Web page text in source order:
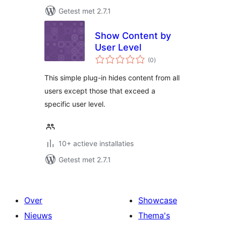
Getest met 2.7.1
Show Content by
User Level
(0totaal
waarderingen
)
This simple plug-in hides content from all
users except those that exceed a
specific user level.
10+ actieve installaties
Getest met 2.7.1
Over
Nieuws
Showcase
Thema's